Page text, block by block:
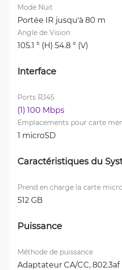
Mode Nuit
Portée IR jusqu'à 80 m
Angle de Vision
105.1 ° (H) 54.8 ° (V)
Interface
Ports RJ45
(1) 100 Mbps
Emplacements pour carte
1 microSD
Caractéristiques du
Prend en charge la carte
512 GB
Puissance
Méthode de puissance
Adaptateur CA/CC, 802.3af